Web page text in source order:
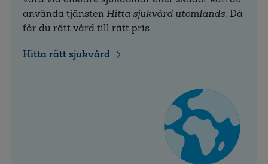
Hitta rätt sjukvård på utlandsresan
När du behöver hjälp att hitta kvalitetssäkrad